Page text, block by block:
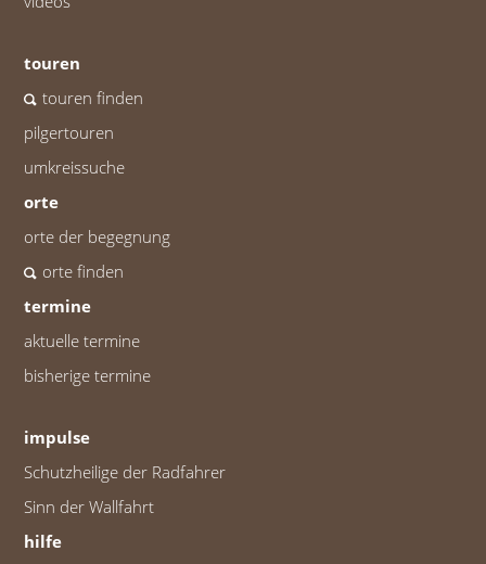
touren
touren finden
pilgertouren
umkreissuche
orte
orte der begegnung
orte finden
termine
aktuelle termine
bisherige termine
impulse
Schutzheilige der Radfahrer
Sinn der Wallfahrt
hilfe